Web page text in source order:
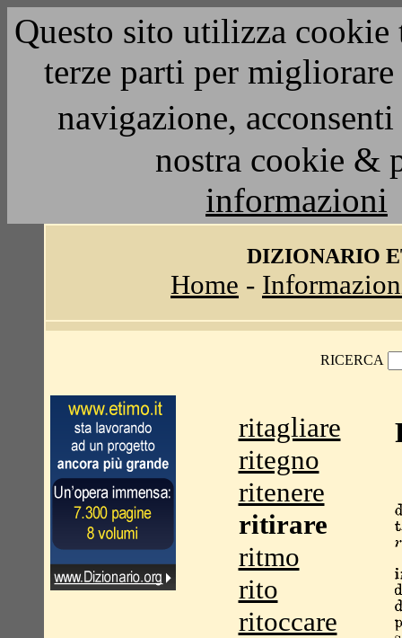
Questo sito utilizza
terze parti per
navigazione,
nostra cookie &
informazioni
DIZIONARIO
Home -
RICERCA
ritagliare
ritegno
ritenere
ritirare
ritmo
rito
ritoccare